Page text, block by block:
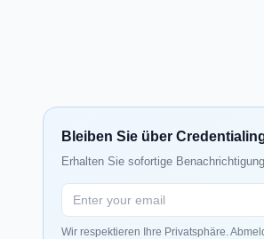
Bleiben Sie über
Erhalten Sie sofortige
Wir respektieren Ihre Privatsphäre.